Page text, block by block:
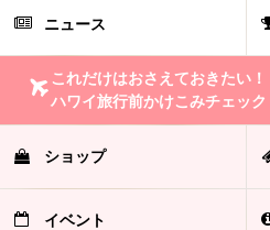
ニュース
これだけはおさえておきたい！
ハワイ旅行前かけこみチェック
ショップ
イベント